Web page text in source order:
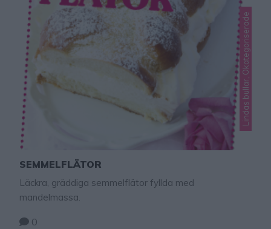
Lindas bullar, Okategoriserade
SEMMELFLÄTOR
Läckra, gräddiga semmelflätor fyllda med
mandelmassa.
0